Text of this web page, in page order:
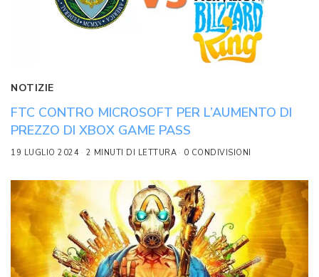
NOTIZIE
FTC CONTRO MICROSOFT PER L’AUMENTO DI
PREZZO DI XBOX GAME PASS
19 LUGLIO 2024 2 MINUTI DI LETTURA 0 CONDIVISIONI